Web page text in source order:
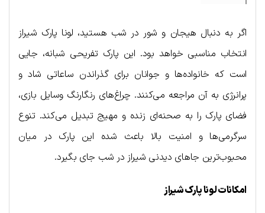
اگر به دنبال هیجان و شور در شب هستید، لونا پارک شیراز
انتخاب مناسبی خواهد بود. این پارک تفریحی شبانه، جایی
است که خانواده‌ها و جوانان برای گذراندن ساعاتی شاد و
پرانرژی به آن مراجعه می‌کنند. چراغ‌های رنگارنگ وسایل بازی،
فضای پارک را به صحنه‌ای زنده و مهیج تبدیل می‌کند. تنوع
سرگرمی‌ها و امنیت بالا باعث شده این پارک در میان
محبوب‌ترین جاهای دیدنی شیراز در شب جای بگیرد.
امکانات لونا پارک شیراز